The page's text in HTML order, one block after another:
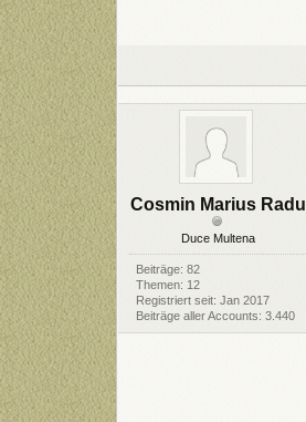
Cosmin Marius Radu
Duce Multena
Beiträge: 82
Themen: 12
Registriert seit: Jan 2017
Beiträge aller Accounts: 3.440